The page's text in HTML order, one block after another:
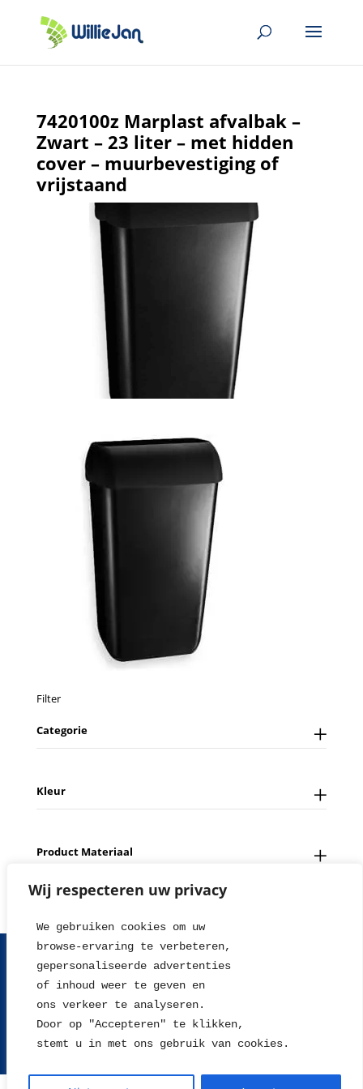
Wij respecteren uw privacy
We gebruiken cookies om uw
browse-ervaring te verbeteren,
gepersonaliseerde advertenties
of inhoud weer te geven en
ons verkeer te analyseren.
Door op "Accepteren" te klikken,
stemt u in met ons gebruik van cookies.
7420100z Marplast afvalbak –
Zwart – 23 liter – met hidden
cover – muurbevestiging of
vrijstaand
Filter
Categorie
Kleur
Product Materiaal
Contact
Tips en Nieuws
Herroepingsrecht
Retour sturen
Algemene voorwaarden
Disclaimer
2004 - 2026 © WillieJan®